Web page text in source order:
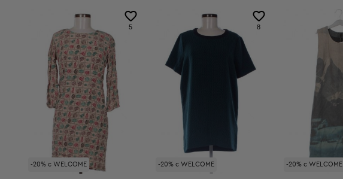
-20% с WELCOME
5
-20% с WELCOME
8
-20% с WELCOME